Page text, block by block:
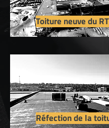
Toiture neuve du
Réfection de la